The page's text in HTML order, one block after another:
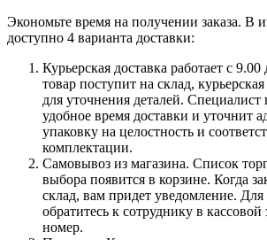
Экономьте время на получении заказа. В
доступно 4 варианта доставки:
Курьерская доставка работает с
товар поступит на склад,
для уточнения деталей.
удобное время доставки и уточнит
упаковку на целостность и
комплектации.
Самовывоз из магазина. Список
выбора появится в корзине. Когда
склад, вам придет уведомление. Для
обратитесь к сотруднику в кассовой
номер.